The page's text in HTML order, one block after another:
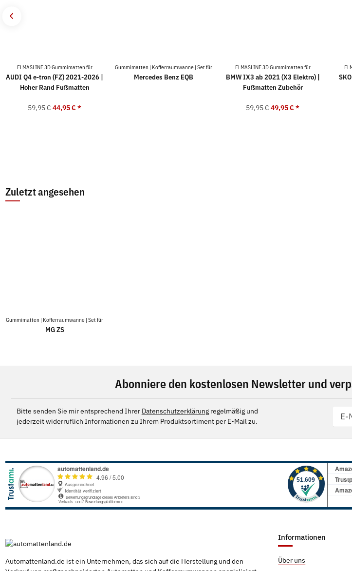
ELMASLINE 3D Gummimatten für
AUDI Q4 e-tron (FZ) 2021-2026 |
Hoher Rand Fußmatten
59,95 € 44,95 €*
Gummimatten | Kofferraumwanne | Set für
Mercedes Benz EQB
ELMASLINE 3D Gummimatten für
BMW IX3 ab 2021 (X3 Elektro) |
Fußmatten Zubehör
59,95 € 49,95 €*
Zuletzt angesehen
Gummimatten | Kofferraumwanne | Set für
MG ZS
Abonniere den kostenlosen Newsletter und
Bitte senden Sie mir entsprechend Ihrer Datenschutzerklärungregelmäßig und
jederzeit widerruflich Informationen zu Ihrem Produktsortiment per E-Mail zu.
Automattenland.de ist ein Unternehmen, das sich auf die Herstellung und den
Informationen
Über uns